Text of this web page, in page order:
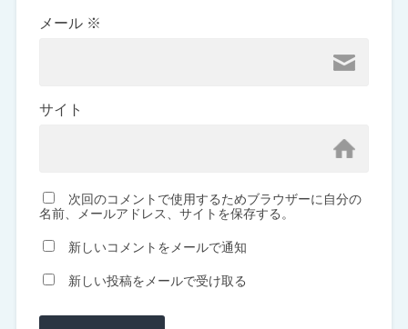
メール ※
サイト
次回のコメントで使用するためブラウザーに自分の
名前、メールアドレス、サイトを保存する。
新しいコメントをメールで通知
新しい投稿をメールで受け取る